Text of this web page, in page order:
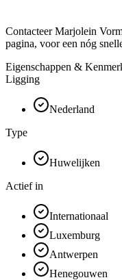
Contacteer Marjolein
pagina, voor een nóg
Eigenschappen &
Ligging
Nederland
Type
Huwelijken
Actief in
Internationaal
Luxemburg
Antwerpen
Henegouwen